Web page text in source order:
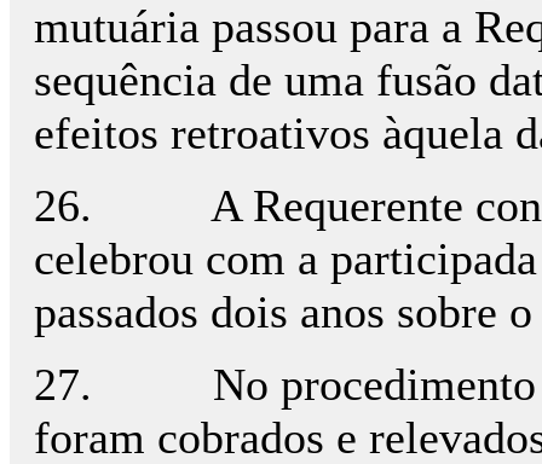
mutuária passou para a
sequência de uma fusão
efeitos retroativos àquela
26. A Requerente
celebrou com a
passados dois anos sobre
27. No procedimento
foram cobrados e